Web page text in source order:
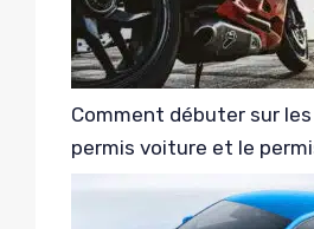
Comment débuter sur
permis voiture et le